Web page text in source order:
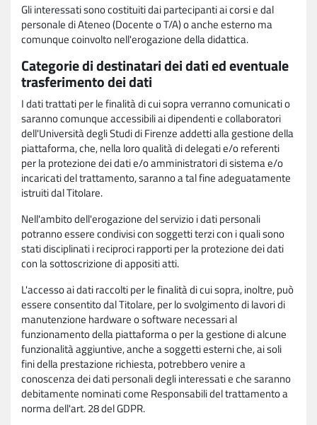
Gli interessati sono costituiti dai partecipanti ai corsi e dal
personale di Ateneo (Docente o T/A) o anche esterno ma
comunque coinvolto nell'erogazione della didattica.
Categorie di destinatari dei dati ed eventuale
trasferimento dei dati
I dati trattati per le finalità di cui sopra verranno comunicati o
saranno comunque accessibili ai dipendenti e collaboratori
dell'Università degli Studi di Firenze addetti alla gestione della
piattaforma, che, nella loro qualità di delegati e/o referenti
per la protezione dei dati e/o amministratori di sistema e/o
incaricati del trattamento, saranno a tal fine adeguatamente
istruiti dal Titolare.
Nell'ambito dell'erogazione del servizio i dati personali
potranno essere condivisi con soggetti terzi con i quali sono
stati disciplinati i reciproci rapporti per la protezione dei dati
con la sottoscrizione di appositi atti.
L'accesso ai dati raccolti per le finalità di cui sopra, inoltre, può
essere consentito dal Titolare, per lo svolgimento di lavori di
manutenzione hardware o software necessari al
funzionamento della piattaforma o per la gestione di alcune
funzionalità aggiuntive, anche a soggetti esterni che, ai soli
fini della prestazione richiesta, potrebbero venire a
conoscenza dei dati personali degli interessati e che saranno
debitamente nominati come Responsabili del trattamento a
norma dell'art. 28 del GDPR.